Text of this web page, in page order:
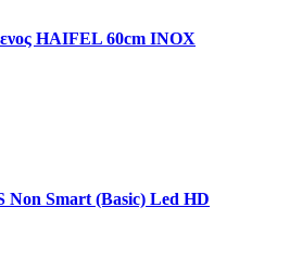
HAIFEL 60cm INOX
Non Smart (Basic) Led HD